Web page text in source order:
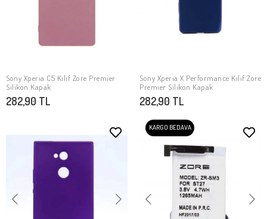
SEPETE EKLE
Sony Xperia C5 Kılıf Zore Premier
Silikon Kapak
282,90 TL
SEPETE EKLE
Sony Xperia X Performance Kılıf Zore
Premier Silikon Kapak
282,90 TL
KARGO BEDAVA